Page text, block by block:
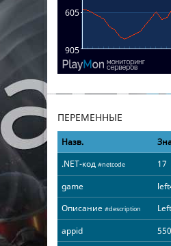
ПЕРЕМЕННЫЕ
Назв.
.NET-код #netcode
17
game
Описание #description
appid
550